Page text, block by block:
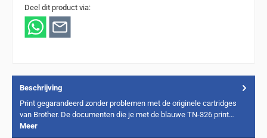
Deel dit product via:
Beschrijving
Print gegarandeerd zonder problemen met de originele cartridges
van Brother. De documenten die je met de blauwe TN-326 print…
Meer